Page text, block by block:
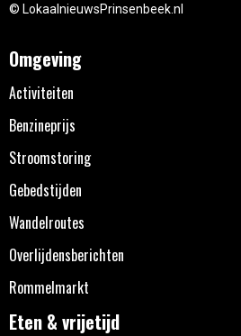
© LokaalnieuwsPrinsenbeek.nl
Omgeving
Activiteiten
Benzineprijs
Stroomstoring
Gebedstijden
Wandelroutes
Overlijdensberichten
Rommelmarkt
Eten & vrijetijd